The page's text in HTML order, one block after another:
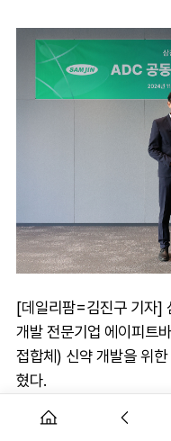
[데일리팜=김진구 기자]
개발 전문기업 에이피트
접합체) 신약 개발을 위
혔다.